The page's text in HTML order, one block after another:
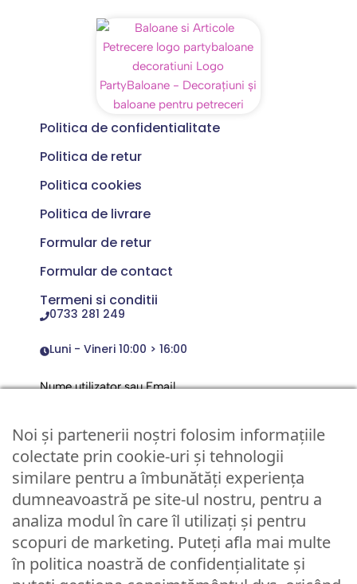
Politica de confidentialitate
Politica de retur
Politica cookies
Politica de livrare
Formular de retur
Formular de contact
Termeni si conditii
0733 281 249
Luni - Vineri 10:00 > 16:00
Nume utilizator sau Email
Parola
Remember Me
Logare
Lost your password?
Noi și partenerii noștri folosim informațiile
colectate prin cookie-uri și tehnologii
similare pentru a îmbunătăți experiența
dumneavoastră pe site-ul nostru, pentru a
analiza modul în care îl utilizați și pentru
scopuri de marketing. Puteți afla mai multe
în politica noastră de confidențialitate și